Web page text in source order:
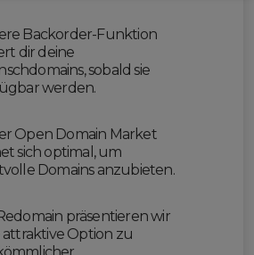
Backorder-Funktion
dir deine
sobald sie
werden.
Open Domain Market
sich optimal, um
Domains anzubieten.
präsentieren wir
attraktive Option zu